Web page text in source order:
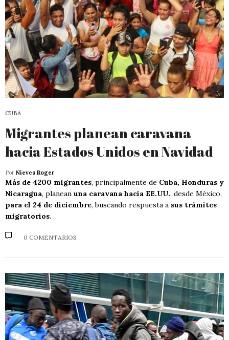
CUBA
Migrantes planean caravana
hacia Estados Unidos en Navidad
Por Nieves Roger
Más de 4200 migrantes, principalmente de Cuba, Honduras y
Nicaragua, planean una caravana hacia EE.UU., desde México,
para el 24 de diciembre, buscando respuesta a sus trámites
migratorios.
0 COMENTARIOS